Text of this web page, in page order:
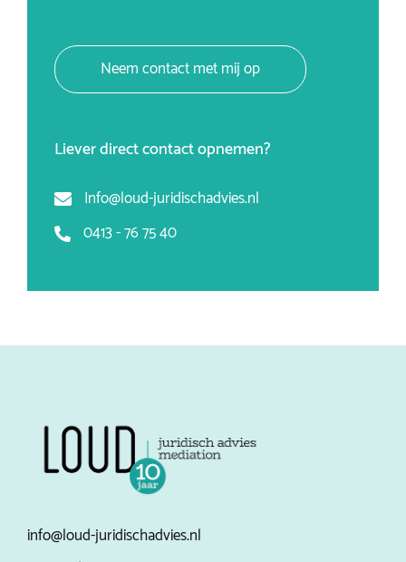
Neem contact met mij op
Liever direct contact opnemen?
Info@loud-juridischadvies.nl
0413 - 76 75 40
info@loud-juridischadvies.nl